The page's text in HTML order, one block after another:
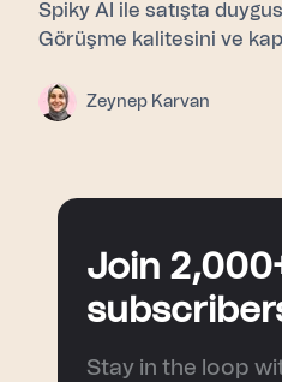
Spiky AI ile satışta
Görüşme kalitesini ve
Zeynep Karvan
Join
Stay in the loop